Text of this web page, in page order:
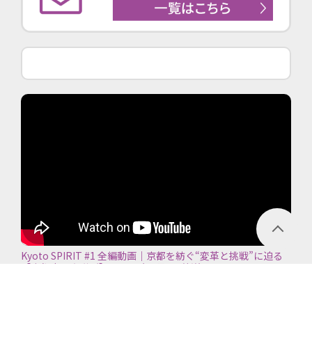
Kyoto SPIRIT #1 全編動画｜京都を紡ぐ“変革と挑戦”に迫る
【京都商工会議所】＜2026年7月5日放送＞